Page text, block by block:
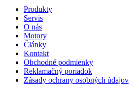
Produkty
Servis
O nás
Motory
Články
Kontakt
Obchodné podmienky
Reklamačný poriadok
Zásady ochrany osobných údajov